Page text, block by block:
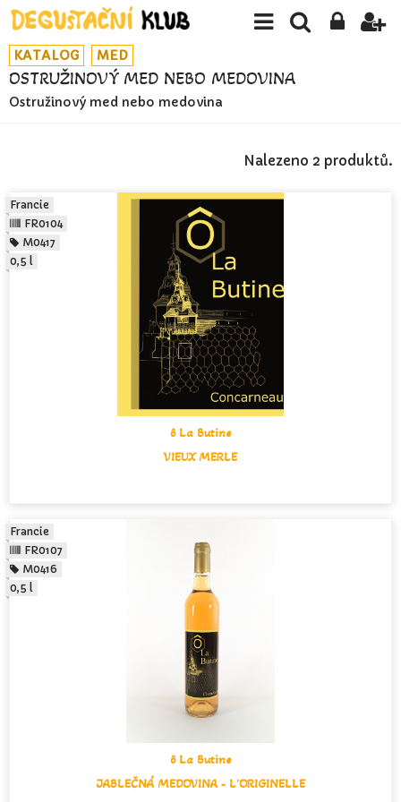
KATALOG MED
OSTRUŽINOVÝ MED NEBO MEDOVINA
Ostružinový med nebo medovina
Nalezeno 2 produktů.
ô La Butine
VIEUX MERLE
Francie
FR0104
M0417
0,5 l
ô La Butine
JABLEČNÁ MEDOVINA - L'ORIGINELLE
Francie
FR0107
M0416
0,5 l